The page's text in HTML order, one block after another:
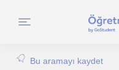
Bu aramayı kaydet